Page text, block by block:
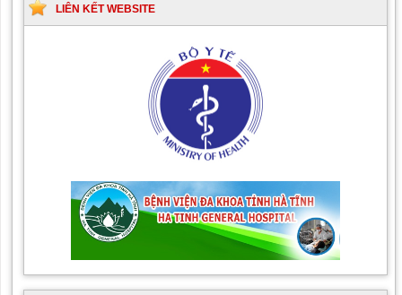
LIÊN KẾT WEBSITE